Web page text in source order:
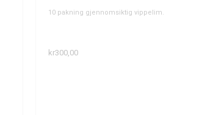
10 pakning gjennomsiktig vippelim.
kr300,00